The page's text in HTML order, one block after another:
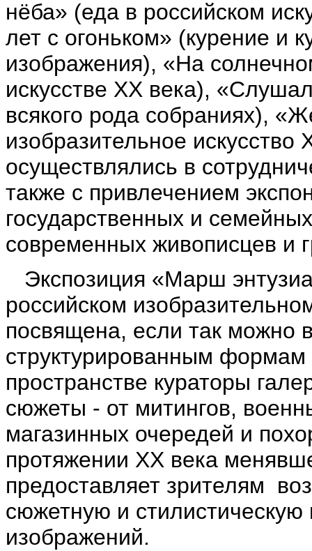
нёба» (еда в российском
лет с огоньком» (курение и
изображения), «На
искусстве ХХ века),
всякого рода собраниях),
изобразительное искусство
осуществлялись в
также с привлечением
государственных и
современных живописцев и
Экспозиция «Марш
российском
посвящена, если так можно
структурированным
пространстве кураторы
сюжеты - от митингов,
магазинных очередей и
протяжении ХХ века
предоставляет зрителям
сюжетную и стилистическую
изображений.